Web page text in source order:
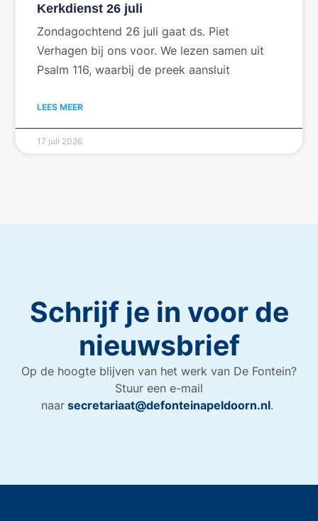
Kerkdienst 26 juli
Zondagochtend 26 juli gaat ds. Piet
Verhagen bij ons voor. We lezen samen uit
Psalm 116, waarbij de preek aansluit
LEES MEER
17 juli 2026
Schrijf je in voor de
nieuwsbrief
Op de hoogte blijven van het werk van De Fontein?
Stuur een e-mail
naar secretariaat@defonteinapeldoorn.nl.